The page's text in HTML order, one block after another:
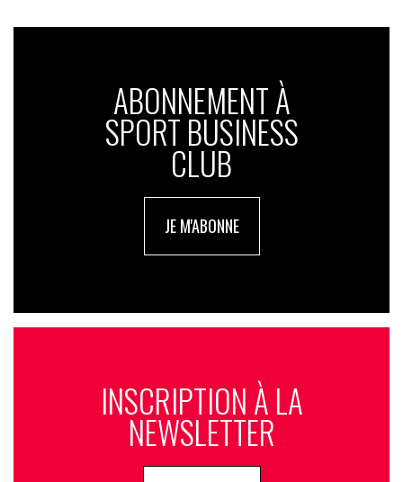
ABONNEMENT À
SPORT BUSINESS
CLUB
JE M'ABONNE
INSCRIPTION À LA
NEWSLETTER